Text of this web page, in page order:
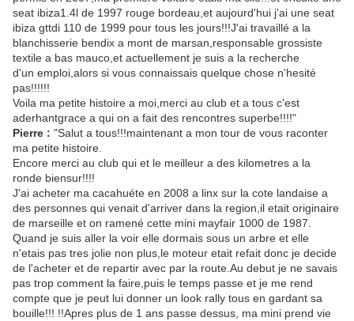
seat ibiza1.4l de 1997 rouge bordeau,et aujourd'hui j'ai une seat
ibiza gttdi 110 de 1999 pour tous les jours!!!J'ai travaillé a la
blanchisserie bendix a mont de marsan,responsable grossiste
textile a bas mauco,et actuellement je suis a la recherche
d'un emploi,alors si vous connaissais quelque chose n'hesité
pas!!!!!!
Voila ma petite histoire a moi,merci au club et a tous c'est
aderhantgrace a qui on a fait des rencontres superbe!!!!"
Pierre : "Salut a tous!!!maintenant a mon tour de vous raconter
ma petite histoire.
Encore merci au club qui et le meilleur a des kilometres a la
ronde biensur!!!!
J'ai acheter ma cacahuéte en 2008 a linx sur la cote landaise a
des personnes qui venait d'arriver dans la region,il etait originaire
de marseille et on ramené cette mini mayfair 1000 de 1987.
Quand je suis aller la voir elle dormais sous un arbre et elle
n'etais pas tres jolie non plus,le moteur etait refait donc je decide
de l'acheter et de repartir avec par la route.Au debut je ne savais
pas trop comment la faire,puis le temps passe et je me rend
compte que je peut lui donner un look rally tous en gardant sa
bouille!!! !!Apres plus de 1 ans passe dessus, ma mini prend vie